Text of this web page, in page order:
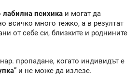
лабилна психика и могат да
всичко много тежко, а в резултат
от себе си, близките и роднините
пропадане, когато индивидът е
” и не може да излезе.